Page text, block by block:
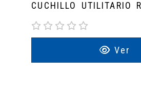
CUCHILLO UTILITARIO
Ver